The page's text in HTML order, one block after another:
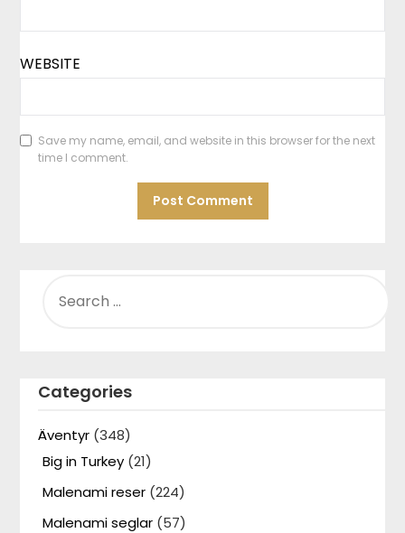
WEBSITE
Save my name, email, and website in this browser for the next
time I comment.
FOR:
Categories
Äventyr (348)
Big in Turkey (21)
Malenami reser (224)
Malenami seglar (57)